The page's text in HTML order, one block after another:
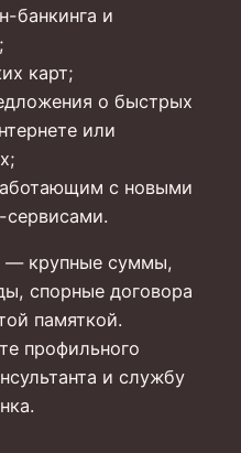
банкинга и
карт;
о быстрых
или
с новыми
сервисами.
— крупные суммы,
спорные договора
памяткой.
профильного
и службу